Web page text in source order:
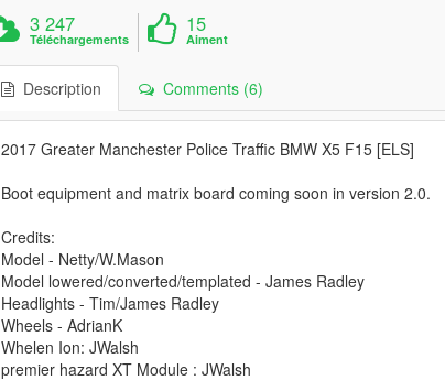
3 247
Téléchargements
15
Aiment
Description Comments (6)
2017 Greater Manchester Police Traffic BMW X5 F15 [ELS]
Boot equipment and matrix board coming soon in version 2.0.
Credits:
Model - Netty/W.Mason
Model lowered/converted/templated - James Radley
Headlights - Tim/James Radley
Wheels - AdrianK
Whelen Ion: JWalsh
premier hazard XT Module : JWalsh